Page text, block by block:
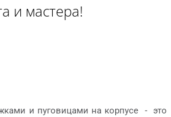
и мастера!
и пуговицами на корпусе - это